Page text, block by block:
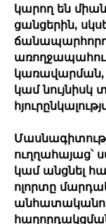
կարող են
ցանցերին,
կառավարման,
կամ նույնիսկ
ուղղահայաց՝
կամ անցնել
ոլորտը